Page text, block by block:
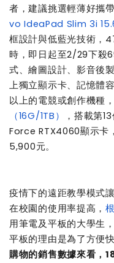
者，建議挑選輕薄好攜
vo IdeaPad Slim 3i
框設計與低藍光技術，
時，即日起至2/29下殺
式、繪圖設計、影音後
上獨立顯示卡、記憶體
以上的電競或創作機種
（16G/1TB）
，搭載第
Force RTX4060顯示卡
5,900元。
疫情下的遠距教學模式
在校園的使用率提高，
用筆電及平板的大學生
平板的理由是為了方便
購物的銷售數據來看，